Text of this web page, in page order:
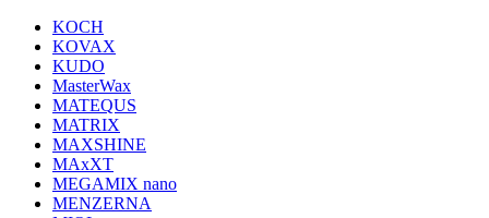
KOCH
KOVAX
KUDO
MasterWax
MATEQUS
MATRIX
MAXSHINE
MAxXT
MEGAMIX nano
MENZERNA